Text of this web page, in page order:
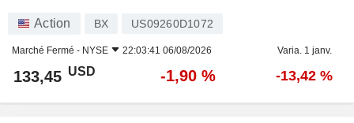
Action BX US09260D1072
Marché Fermé - NYSE 22:03:41 06/08/2026 Varia. 1 janv.
133,45 USD -1,90 % -13,42 %